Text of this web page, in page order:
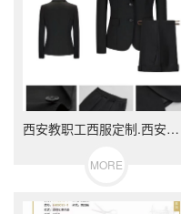
西安教职工西服定制.西安西服定做.西安工作服定做
MORE